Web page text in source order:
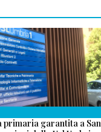
primaria garantita a San